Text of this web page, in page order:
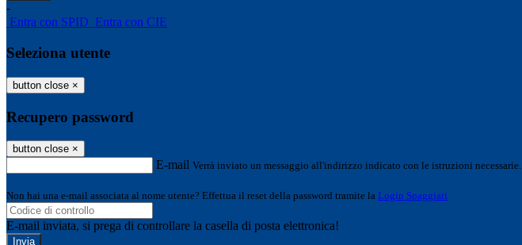
-
Entra con SPID Entra con CIE
Seleziona utente
button close ×
Recupero password
button close ×
E-mail Verrà inviato un messaggio all'indirizzo indicato con le istruzioni necessarie.
Non hai una e-mail associata al nome utente? Effettua il reset della password tramite la Login Spaggiari
E-mail inviata, si prega di controllare la casella di posta elettronica!